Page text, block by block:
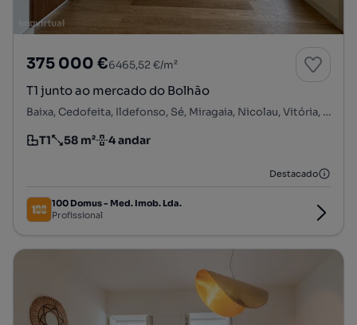
375 000 €6465,52 €/m²
T1 junto ao mercado do Bolhão
Baixa, Cedofeita, Ildefonso, Sé, Miragaia, Nicolau, Vitória, Porto, Porto
Tipologia
T1
Preço por metro quadrado
58 m²
Andar 4 andar
Destacado
100 Domus - Med. Imob. Lda.
Profissional